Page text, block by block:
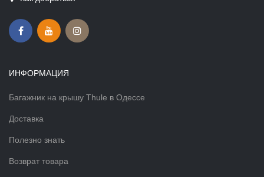
ИНФОРМАЦИЯ
Багажник на крышу Thule в Одессе
Доставка
Полезно знать
Возврат товара